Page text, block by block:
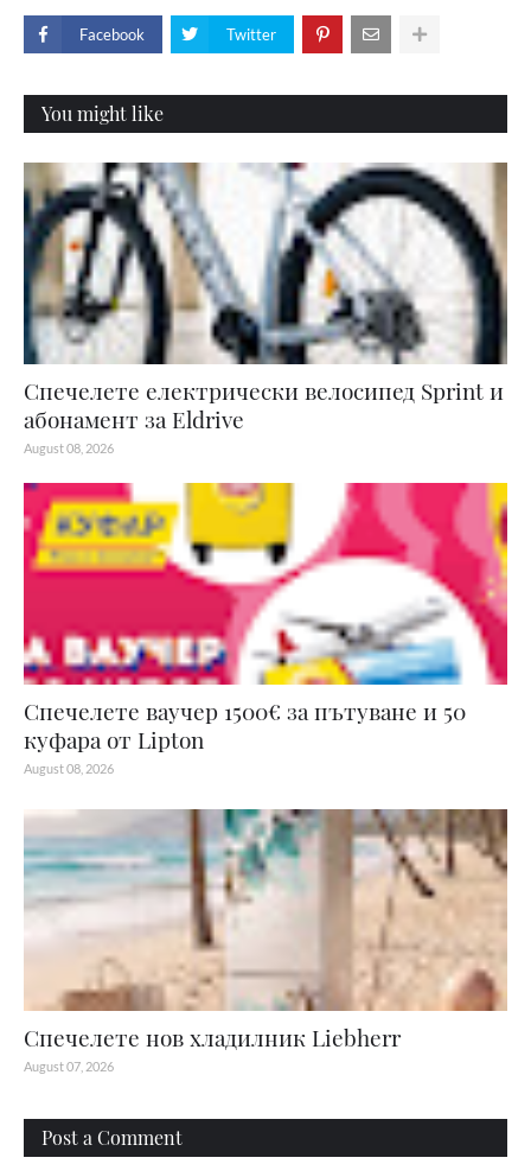
Facebook Twitter
You might like
Спечелете електрически велосипед Sprint и
абонамент за Eldrive
August 08, 2026
Спечелете ваучер 1500€ за пътуване и 50
куфара от Lipton
August 08, 2026
Спечелете нов хладилник Liebherr
August 07, 2026
Post a Comment